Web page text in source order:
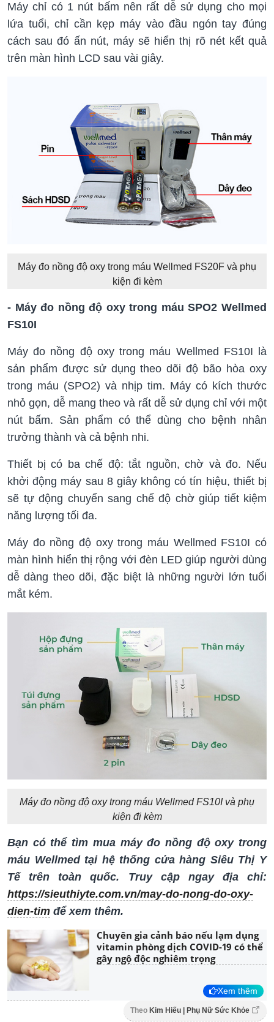
Máy chỉ có 1 nút bấm nên rất dễ sử dụng cho mọi
lứa tuổi, chỉ cần kẹp máy vào đầu ngón tay đúng
cách sau đó ấn nút, máy sẽ hiển thị rõ nét kết quả
trên màn hình LCD sau vài giây.
Máy đo nồng độ oxy trong máu Wellmed FS20F và phụ
kiện đi kèm
- Máy đo nồng độ oxy trong máu SPO2 Wellmed
FS10I
Máy đo nồng độ oxy trong máu Wellmed FS10I là
sản phẩm được sử dụng theo dõi độ bão hòa oxy
trong máu (SPO2) và nhịp tim. Máy có kích thước
nhỏ gọn, dễ mang theo và rất dễ sử dụng chỉ với một
nút bấm. Sản phẩm có thể dùng cho bệnh nhân
trưởng thành và cả bệnh nhi.
Thiết bị có ba chế độ: tắt nguồn, chờ và đo. Nếu
khởi động máy sau 8 giây không có tín hiệu, thiết bị
sẽ tự động chuyển sang chế độ chờ giúp tiết kiệm
năng lượng tối đa.
Máy đo nồng độ oxy trong máu Wellmed FS10I có
màn hình hiển thị rộng với đèn LED giúp người dùng
dễ dàng theo dõi, đặc biệt là những người lớn tuổi
mắt kém.
Máy đo nồng độ oxy trong máu Wellmed FS10I và phụ
kiện đi kèm
Bạn có thể tìm mua máy đo nồng độ oxy trong
máu Wellmed tại hệ thống cửa hàng Siêu Thị Y
Tế trên toàn quốc. Truy cập ngay địa chỉ:
https://sieuthiyte.com.vn/may-do-nong-do-oxy-
dien-tim để xem thêm.
Chuyên gia cảnh báo nếu lạm dụng
vitamin phòng dịch COVID-19 có thể
gây ngộ độc nghiêm trọng
Xem thêm
Theo Kim Hiếu | Phụ Nữ Sức Khỏe